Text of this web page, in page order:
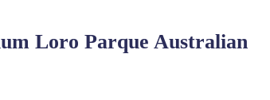
Loro Parque Australian